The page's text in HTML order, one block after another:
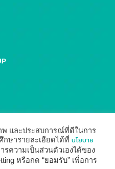
และประสบการณ์ที่ดีในการ
ษารายละเอียดได้ที่ นโยบาย
รความเป็นส่วนตัวเองได้ของ
หรือกด “ยอมรับ” เพื่อการ